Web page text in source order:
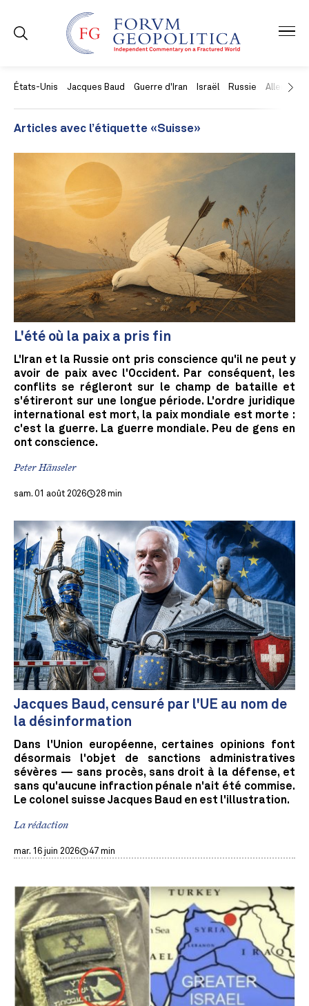
États-Unis Jacques Baud Guerre d'Iran Israël Russie Allemagne
Articles avec l’étiquette «Suisse»
L'été où la paix a pris fin
L'Iran et la Russie ont pris conscience qu'il ne peut y
avoir de paix avec l'Occident. Par conséquent, les
conflits se régleront sur le champ de bataille et
s'étireront sur une longue période. L'ordre juridique
international est mort, la paix mondiale est morte :
c'est la guerre. La guerre mondiale. Peu de gens en
ont conscience.
Peter Hänseler
sam. 01 août 2026 28 min
Jacques Baud, censuré par l'UE au nom de
la désinformation
Dans l'Union européenne, certaines opinions font
désormais l'objet de sanctions administratives
sévères — sans procès, sans droit à la défense, et
sans qu'aucune infraction pénale n'ait été commise.
Le colonel suisse Jacques Baud en est l'illustration.
La rédaction
mar. 16 juin 2026 47 min